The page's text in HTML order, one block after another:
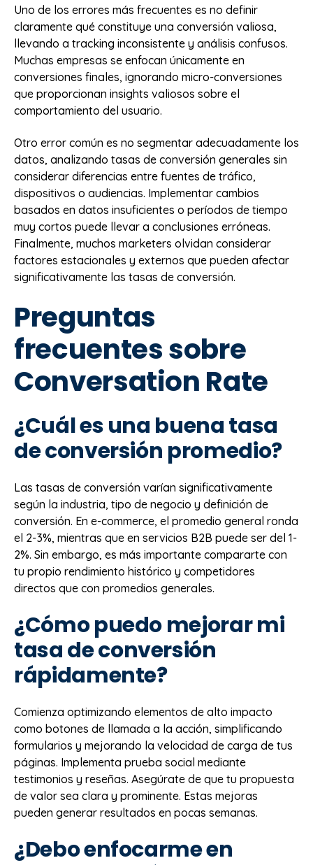
Uno de los errores más frecuentes es no definir
claramente qué constituye una conversión valiosa,
llevando a tracking inconsistente y análisis confusos.
Muchas empresas se enfocan únicamente en
conversiones finales, ignorando micro-conversiones
que proporcionan insights valiosos sobre el
comportamiento del usuario.
Otro error común es no segmentar adecuadamente los
datos, analizando tasas de conversión generales sin
considerar diferencias entre fuentes de tráfico,
dispositivos o audiencias. Implementar cambios
basados en datos insuficientes o períodos de tiempo
muy cortos puede llevar a conclusiones erróneas.
Finalmente, muchos marketers olvidan considerar
factores estacionales y externos que pueden afectar
significativamente las tasas de conversión.
Preguntas
frecuentes sobre
Conversation Rate
¿Cuál es una buena tasa
de conversión promedio?
Las tasas de conversión varían significativamente
según la industria, tipo de negocio y definición de
conversión. En e-commerce, el promedio general ronda
el 2-3%, mientras que en servicios B2B puede ser del 1-
2%. Sin embargo, es más importante compararte con
tu propio rendimiento histórico y competidores
directos que con promedios generales.
¿Cómo puedo mejorar mi
tasa de conversión
rápidamente?
Comienza optimizando elementos de alto impacto
como botones de llamada a la acción, simplificando
formularios y mejorando la velocidad de carga de tus
páginas. Implementa prueba social mediante
testimonios y reseñas. Asegúrate de que tu propuesta
de valor sea clara y prominente. Estas mejoras
pueden generar resultados en pocas semanas.
¿Debo enfocarme en